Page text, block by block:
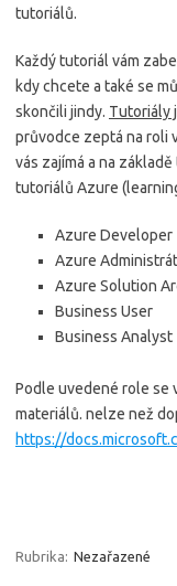
tutoriálů.
Každý tutoriál vám
kdy chcete a také se
skončili jindy. Tutoriály
průvodce zeptá na roli
vás zajímá a na
tutoriálů Azure
Azure Developer
Azure
Azure Solution
Business User
Business Analyst
Podle uvedené role se
materiálů. nelze než
https://
Rubrika: Nezařazené